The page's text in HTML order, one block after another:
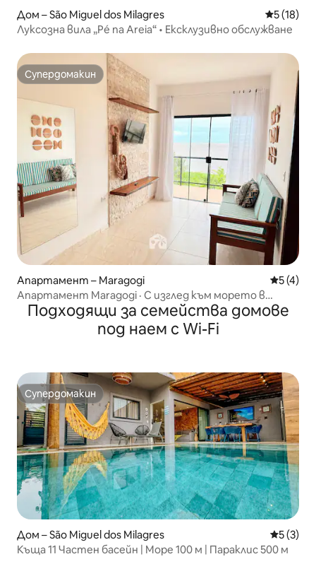
Дом – São Miguel dos Milagres Средна
5 (18)
Луксозна вила „Pé na Areia“ • Ексклузивно обслужване
Супердомакин
Супердомакин
Апартамент – Maragogi Средна
5 (4)
Апартамент Maragogi · С изглед към морето в
Maragogi Апартамент 3 Q
Подходящи за семейства домове
под наем с Wi-Fi
Супердомакин
Супердомакин
Дом – São Miguel dos Milagres Средна
5 (3)
Къща 11 Частен басейн | Море 100 м | Параклис 500 м